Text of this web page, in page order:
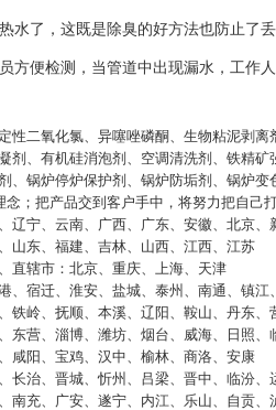
水了，这既是除臭的好方法也防止了
方便检测，当管道中出现漏水，工作
性二氧化氯、异噻唑磷酮、生物粘泥剥
剂、有机硅消泡剂、空调清洗剂、铁精
、锅炉停炉保护剂、锅炉防垢剂、锅炉
；把产品交到客户手中，将努力把自己
辽宁、云南、广西、广东、安徽、北京
山东、福建、吉林、山西、江西、江苏
直辖市：北京、重庆、上海、天津
、宿迁、淮安、盐城、泰州、南通、镇江
铁岭、抚顺、本溪、辽阳、鞍山、丹东
东营、淄博、潍坊、烟台、威海、日照
咸阳、宝鸡、汉中、榆林、商洛、安康
长治、晋城、忻州、吕梁、晋中、临汾、
南充、广安、遂宁、内江、乐山、自贡